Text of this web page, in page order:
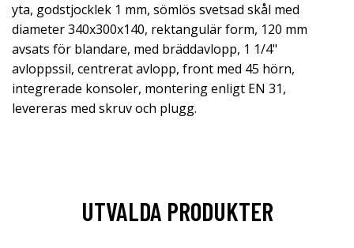
yta, godstjocklek 1 mm, sömlös svetsad skål med
diameter 340x300x140, rektangulär form, 120 mm
avsats för blandare, med bräddavlopp, 1 1/4"
avloppssil, centrerat avlopp, front med 45 hörn,
integrerade konsoler, montering enligt EN 31,
levereras med skruv och plugg.
UTVALDA PRODUKTER